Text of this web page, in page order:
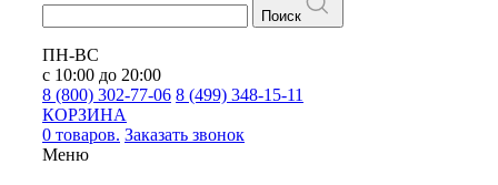
Поиск
ПН-ВС
с 10:00 до 20:00
8 (800) 302-77-06 8 (499) 348-15-11
КОРЗИНА
0 товаров. Заказать звонок
Меню